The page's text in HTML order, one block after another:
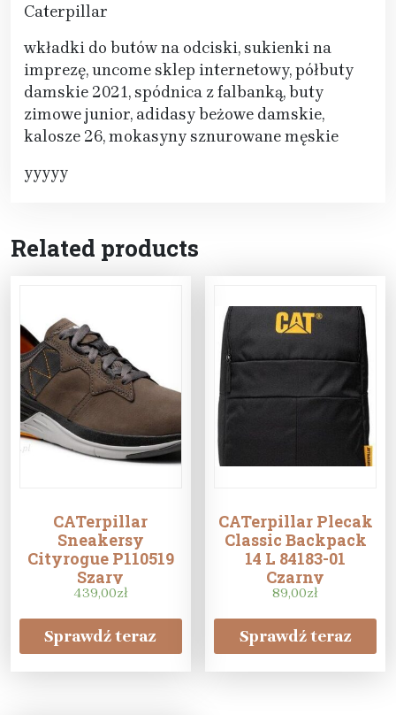
Caterpillar
wkładki do butów na odciski, sukienki na
imprezę, uncome sklep internetowy, półbuty
damskie 2021, spódnica z falbanką, buty
zimowe junior, adidasy beżowe damskie,
kalosze 26, mokasyny sznurowane męskie
yyyyy
Related products
CATerpillar
Sneakersy
Cityrogue P110519
Szary
439,00zł
Sprawdź teraz
CATerpillar Plecak
Classic Backpack
14 L 84183-01
Czarny
89,00zł
Sprawdź teraz